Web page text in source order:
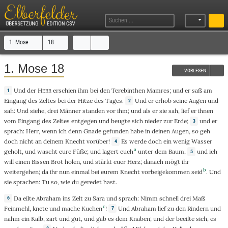
1. Mose 18
VORLESEN
1. Mose 18
1 Und derHERR erschien ihm bei denTerebinthen Mamres; under saß am
Eingangdes Zeltes bei der Hitzedes Tages. 2 Und ererhob seineAugen und
sah: Und siehe, drei Männer standen vorihm; und als er sie sah, liefer ihnen
vom Eingangdes Zeltes entgegenund beugtesich niederzur Erde; 3 und er
sprach: Herr, wennich denn Gnade gefundenhabe in deinen Augen, so geh
doch nicht andeinem Knecht vorüber! 4 Es werdedoch einwenig Wasser
geholt, und waschteure Füße; und lagerteucha unterdem Baum, 5 und ich
will einen Bissen Brot holen, und stärkteuer Herz; danachmögt ihr
weitergehen; daihr nun einmal beieurem Knecht vorbeigekommenseidb. Und
sie sprachen: Tu so, wiedu geredet hast.
6 Da eilte Abraham insZelt zu Sara undsprach:Nimm schnell drei Maß
Feinmehl, kneteund mache Kuchenc! 7 Und Abraham lief zu denRindern und
nahmein Kalb, zartund gut, und gabes dem Knaben; und der beeiltesich, es